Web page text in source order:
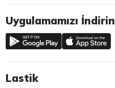
Uygulamamızı İndirin
Lastik